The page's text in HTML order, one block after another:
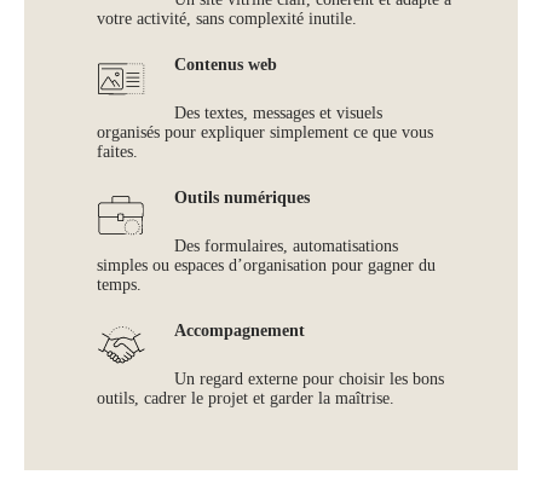
votre activité, sans complexité inutile.
Contenus web
Des textes, messages et visuels
organisés pour expliquer simplement ce que vous
faites.
Outils numériques
Des formulaires, automatisations
simples ou espaces d’organisation pour gagner du
temps.
Accompagnement
Un regard externe pour choisir les bons
outils, cadrer le projet et garder la maîtrise.